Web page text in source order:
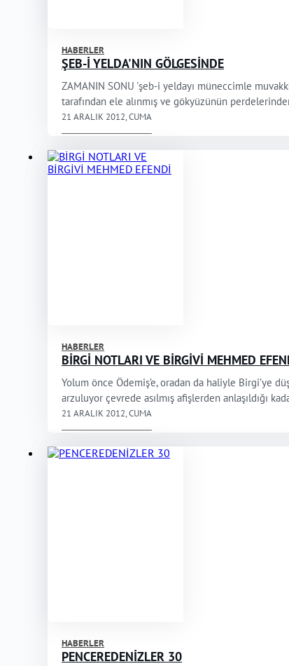
HABERLER
ŞEB-İ YELDA'NIN GÖLGESİNDE
ZAMANIN SONU 'şeb-i yeldayı müneccimle
tarafından ele alınmış ve gökyüzünün
21 ARALIK 2012, CUMA
HABERLER
BİRGİ NOTLARI VE BİRGİVİ MEHMED
Yolum önce Ödemiş’e, oradan da haliyle Birgi’ye
arzuluyor çevrede asılmış afişlerden anlaşıldığı
21 ARALIK 2012, CUMA
HABERLER
PENCEREDENİZLER 30